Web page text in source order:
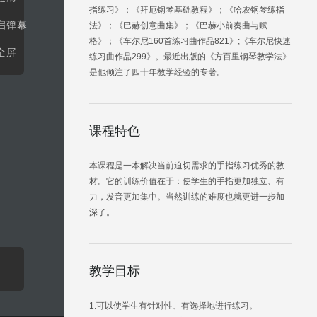
弹幕
屏
指练习》；《拜厄钢琴基础教程》；《哈农钢琴练指
法》；《巴赫创意曲集》；《巴赫小前奏曲与赋
格》；《车尔尼160首练习曲作品821》;《车尔尼快速
练习曲作品299》。最近出版的《方百里钢琴教学法》
是他倾注了四十年教学经验的专著。
课程特色
本课程是一本解决当前迫切需求的手指练习优秀的教
材。它的训练价值在于：使学生的手指更加独立、有
力，发音更加集中。当然训练的难度也就更进一步加
深了。
教学目标
1.可以使学生有针对性、有选择地进行练习。